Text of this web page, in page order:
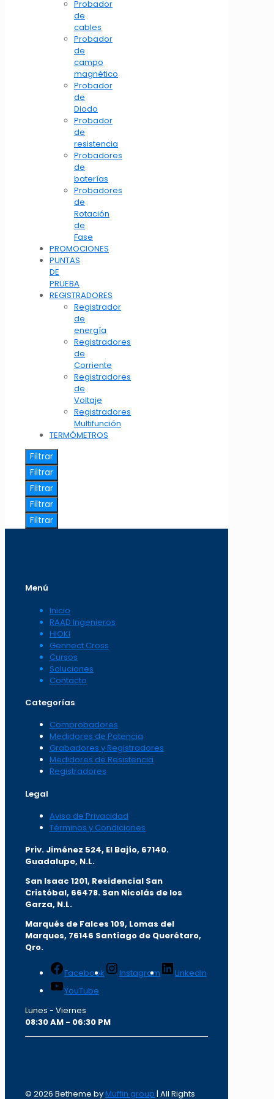
Probador
de
cables
Probador
de
campo
magnético
Probador
de
Diodo
Probador
de
resistencia
Probadores
de
baterías
Probadores
de
Rotación
de
Fase
PROMOCIONES
PUNTAS
DE
PRUEBA
REGISTRADORES
Registrador
de
energía
Registradores
de
Corriente
Registradores
de
Voltaje
Registradores
Multifunción
TERMÓMETROS
Filtrar
Filtrar
Filtrar
Filtrar
Filtrar
Menú
Inicio
RAAD Ingenieros
HIOKI
Gennect Cross
Cursos
Soluciones
Contacto
Categorías
Comprobadores
Medidores de Potencia
Grabadores y Registradores
Medidores de Resistencia
Registradores
Legal
Aviso de Privacidad
Términos y Condiciones
Priv. Jiménez 524, El Bajío, 67140.
Guadalupe, N.L.
San Isaac 1201, Residencial San
Cristóbal, 66478. San Nicolás de los
Garza, N.L.
Marqués de Falces 109, Lomas del
Marques, 76146 Santiago de Querétaro,
Qro.
Facebook Instagram
LinkedIn
YouTube
Lunes - Viernes
08:30 AM - 06:30 PM
© 2026 Betheme by Muffin group | All Rights